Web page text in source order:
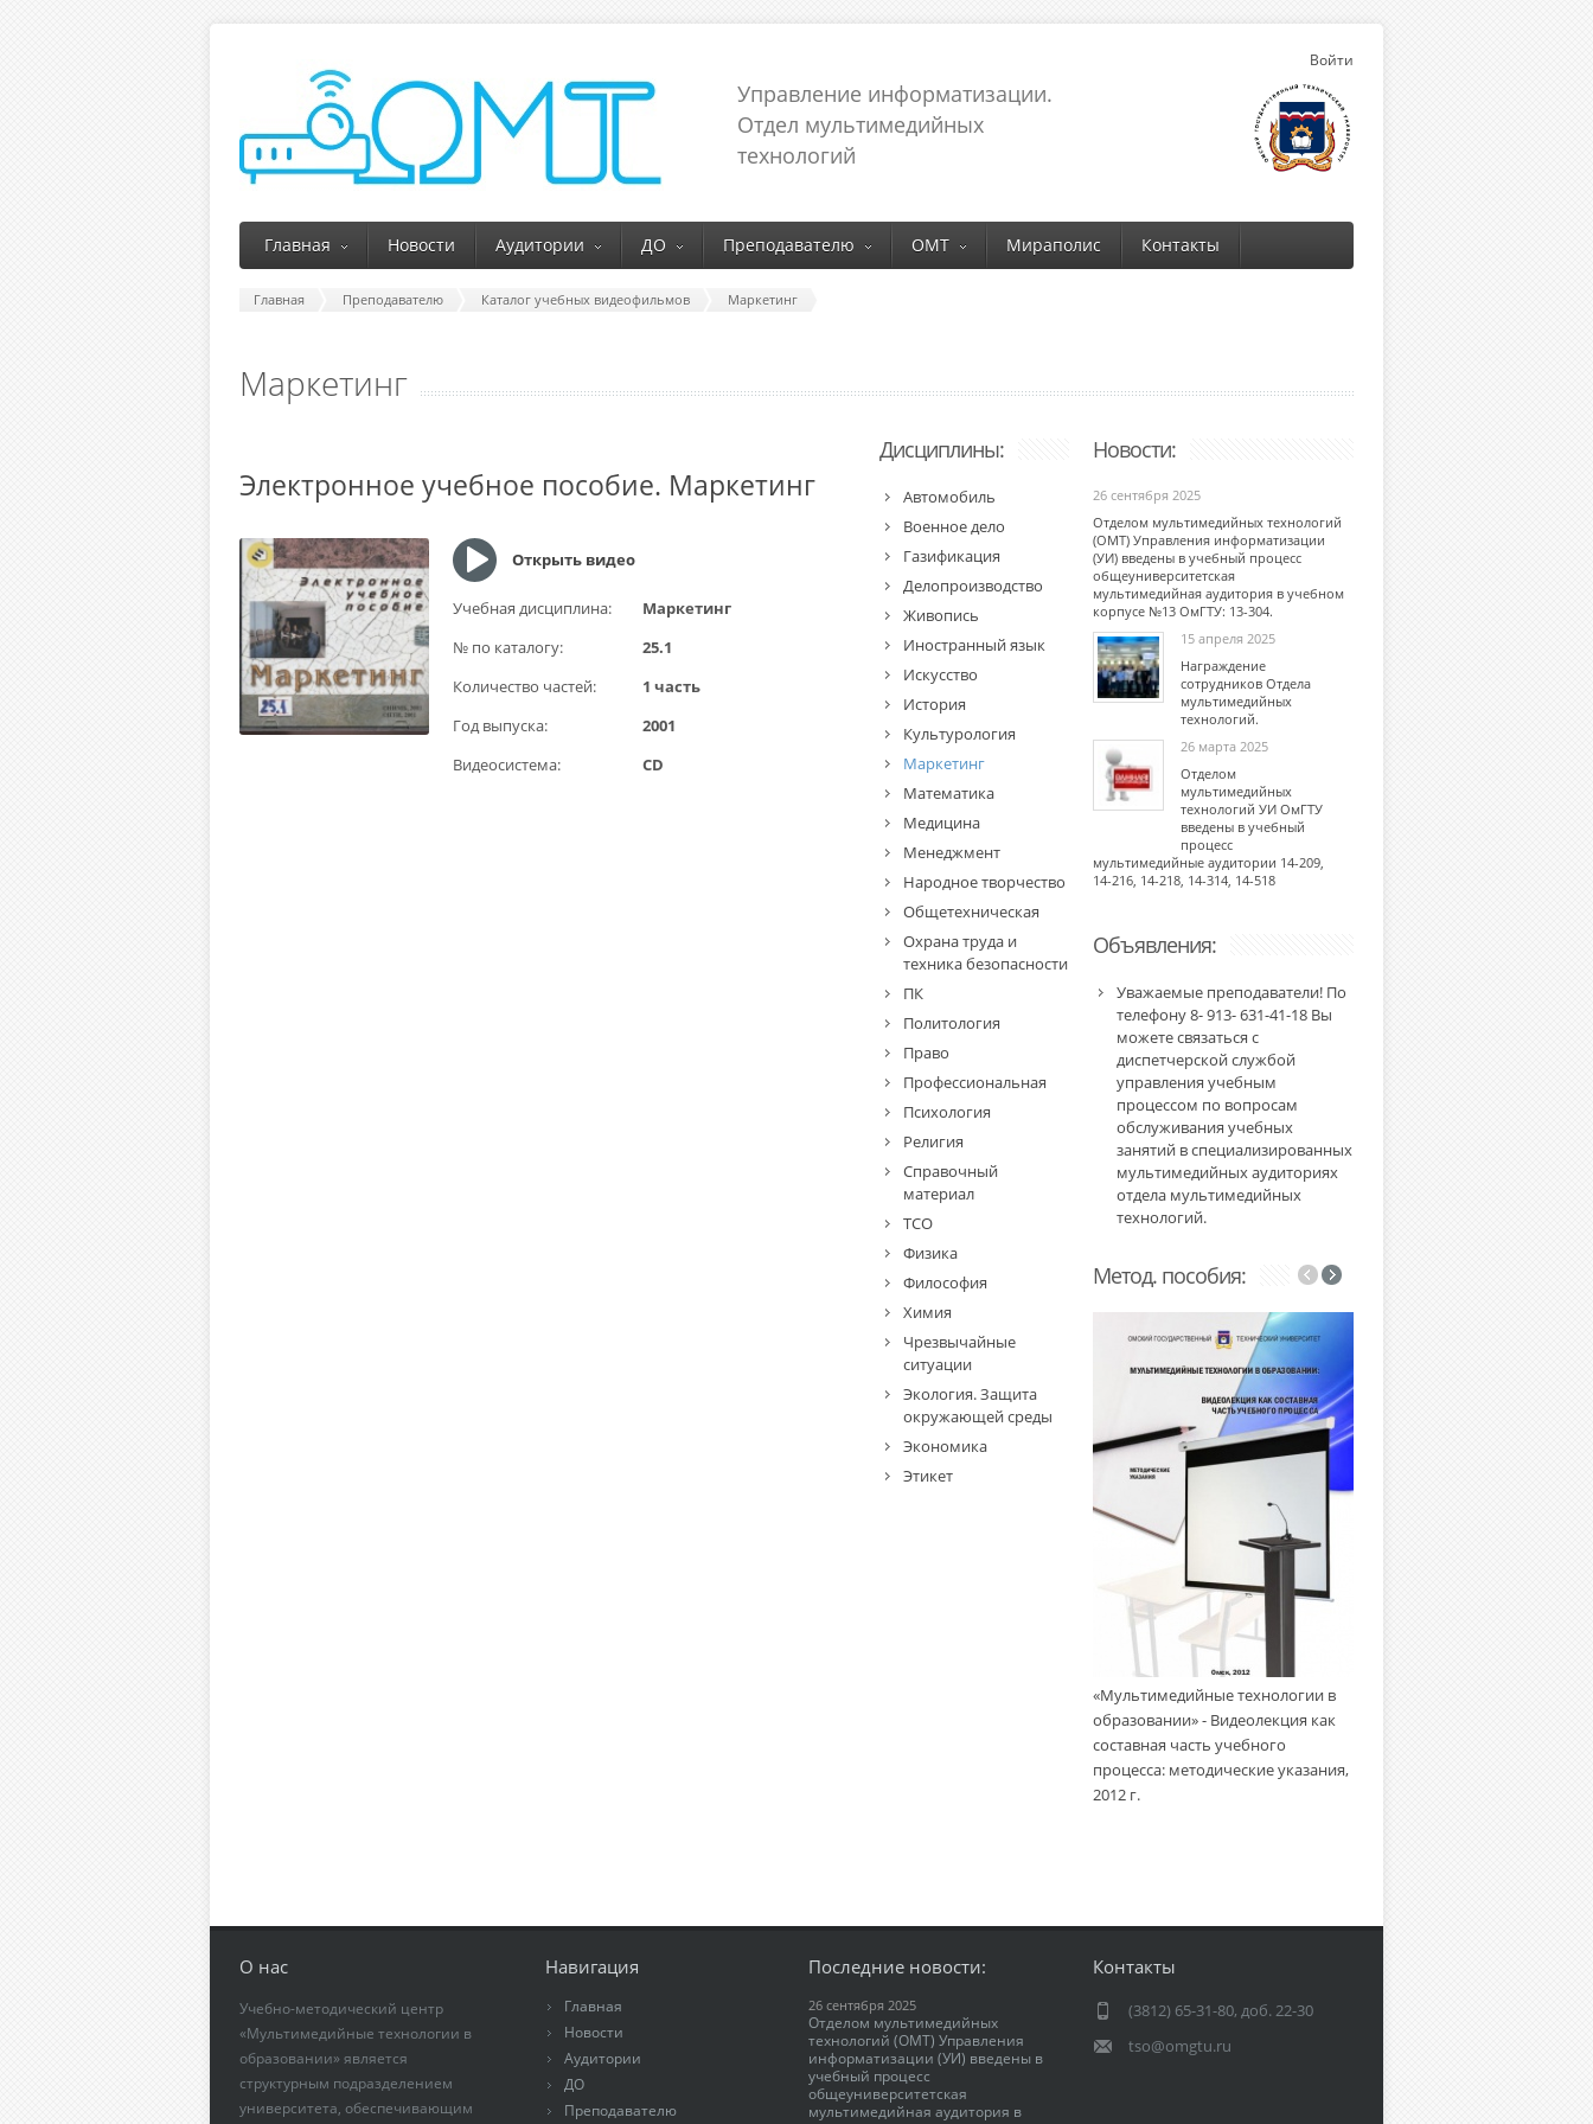
Управление информатизации.
Отдел мультимедийных
технологий
Войти
Главная Новости Аудитории ДО Преподавателю ОМТ Мираполис Контакты
Главная Преподавателю Каталог учебных видеофильмов Маркетинг
Маркетинг
Электронное учебное пособие. Маркетинг
Открыть видео
Учебная дисциплина:
Маркетинг
№ по каталогу:
25.1
Количество частей:
1 часть
Год выпуска:
2001
Видеосистема:
CD
Дисциплины:
Автомобиль
Военное дело
Газификация
Делопроизводство
Живопись
Иностранный язык
Искусство
История
Культурология
Маркетинг
Математика
Медицина
Менеджмент
Народное творчество
Общетехническая
Охрана труда и
техника безопасности
ПК
Политология
Право
Профессиональная
Психология
Религия
Справочный
материал
ТСО
Физика
Философия
Химия
Чрезвычайные
ситуации
Экология. Защита
окружающей среды
Экономика
Этикет
Новости:
26 сентября 2025
Отделом мультимедийных технологий
(ОМТ) Управления информатизации
(УИ) введены в учебный процесс
общеуниверситетская
мультимедийная аудитория в учебном
корпусе №13 ОмГТУ: 13-304.
15 апреля 2025
Награждение
сотрудников Отдела
мультимедийных
технологий.
26 марта 2025
Отделом
мультимедийных
технологий УИ ОмГТУ
введены в учебный
процесс
мультимедийные аудитории 14-209,
14-216, 14-218, 14-314, 14-518
Объявления:
Уважаемые преподаватели! По
телефону 8- 913- 631-41-18 Вы
можете связаться с
диспетчерской службой
управления учебным
процессом по вопросам
обслуживания учебных
занятий в специализированных
мультимедийных аудиториях
отдела мультимедийных
технологий.
Метод. пособия:
«Мультимедийные технологии в
образовании» - Видеолекция как
составная часть учебного
процесса: методические указания,
2012 г.
О нас
Учебно-методический центр
«Мультимедийные технологии в
образовании» является
структурным подразделением
университета, обеспечивающим
Навигация
Главная
Новости
Аудитории
ДО
Преподавателю
Последние новости:
26 сентября 2025
Отделом мультимедийных
технологий (ОМТ) Управления
информатизации (УИ) введены в
учебный процесс
общеуниверситетская
мультимедийная аудитория в
Контакты
(3812) 65-31-80, доб. 22-30
tso@omgtu.ru